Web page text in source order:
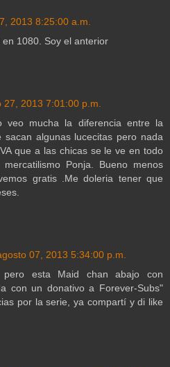
2013 8:25:00 a.m.
1080. Soy el anterior
27, 2013 7:01:00 p.m.
veo mucha la diferencia entre la
algunas lucecitas pero nada
que a las chicas se le ve en todo
Ponja. Bueno menos
gratis .Me doleria tener que
07, 2013 5:34:00 p.m.
pero esta Maid chan abajo con
con un donativo a Forever-Subs"
por la serie, ya compartí y di like